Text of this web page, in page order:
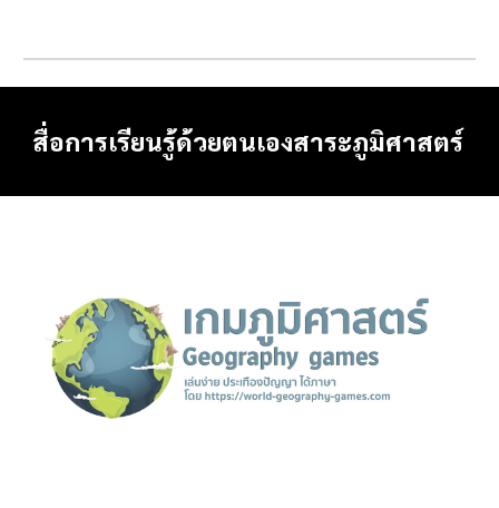
สื่อการเรียนรู้ด้วยตนเองสาระภูมิศาสตร์